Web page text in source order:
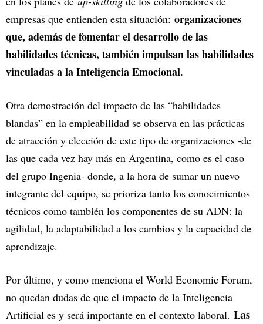
empresas que entienden esta situación: organizaciones
que, además de fomentar el desarrollo de las
habilidades técnicas, también impulsan las habilidades
vinculadas a la Inteligencia Emocional.
Otra demostración del impacto de las “habilidades
blandas” en la empleabilidad se observa en las prácticas
de atracción y elección de este tipo de organizaciones -de
las que cada vez hay más en Argentina, como es el caso
del grupo Ingenia- donde, a la hora de sumar un nuevo
integrante del equipo, se prioriza tanto los conocimientos
técnicos como también los componentes de su ADN: la
agilidad, la adaptabilidad a los cambios y la capacidad de
aprendizaje.
Por último, y como menciona el World Economic Forum,
no quedan dudas de que el impacto de la Inteligencia
Artificial es y será importante en el contexto laboral. Las